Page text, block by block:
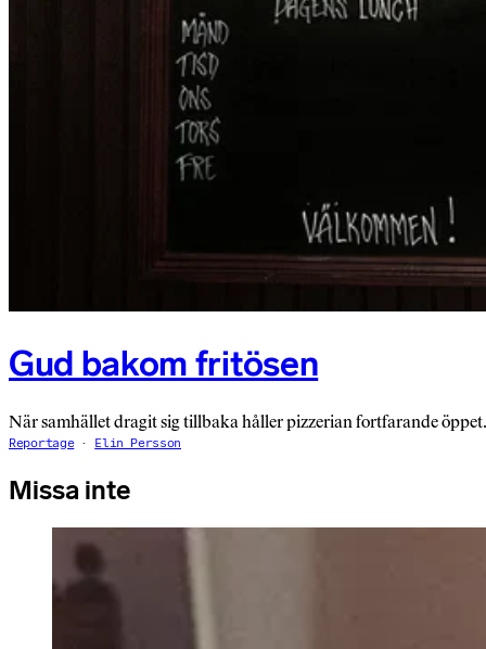
Gud bakom fritösen
När samhället dragit sig tillbaka håller pizzerian fortfarande öppet.
Reportage Elin Persson
Missa inte